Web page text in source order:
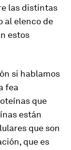
las distintas
al elenco de
estos
si hablamos
fea
que
están
que son
, que es